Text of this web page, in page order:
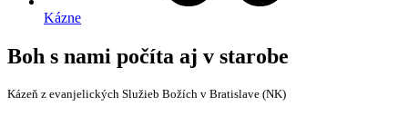
Kázne
Boh s nami počíta aj v starobe
Kázeň z evanjelických Služieb Božích v Bratislave (NK)